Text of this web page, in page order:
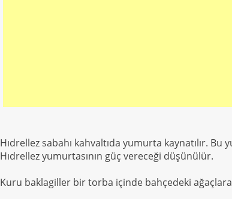
Hıdrellez sabahı kahvaltıda yumurta kaynatılır.
Hıdrellez yumurtasının güç vereceği düşünülür.
Kuru baklagiller bir torba içinde bahçedeki ağaçlara